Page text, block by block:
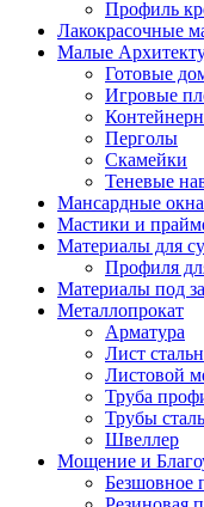
Профиль
Лакокрасочные
Малые
Готовые
Игровые
Перголы
Скамейки
Теневые
Мансардные
Мастики и
Материалы для
Профиля
Материалы под
Металлопрокат
Арматура
Лист
Листовой
Труба
Трубы
Швеллер
Мощение и
Безшовное